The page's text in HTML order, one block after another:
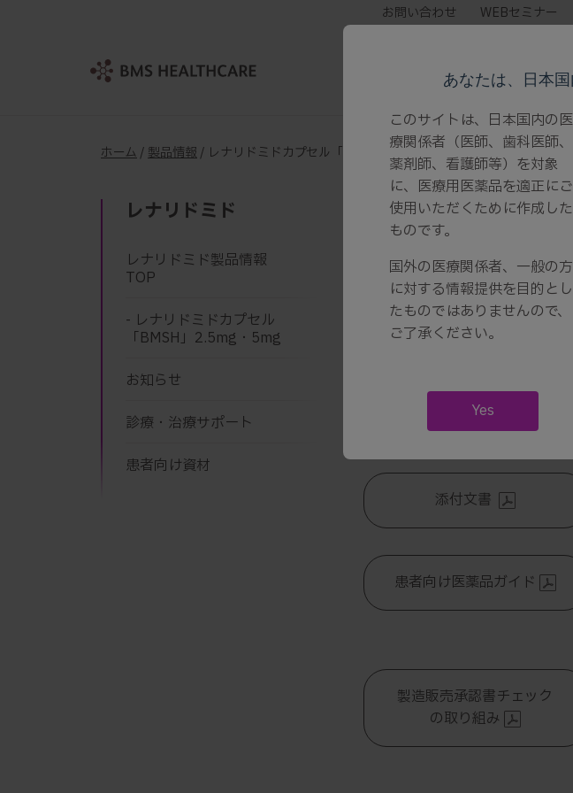
お問い合わせ WEBセミナー
ホーム / 製品情報 / レナリドミドカプセル「BMSH」
レナリドミド
レナリドミド製品情報
TOP
- レナリドミドカプセル
「BMSH」2.5mg・5mg
お知らせ
診療・治療サポート
患者向け資材
製品情報
レナリドミドカプセル「BMSH
添付文書
患者向け医薬品ガイド
製造販売承認書チェック
の取り組み
あなたは、日本
このサイトは、日本国内の医
療関係者（医師、歯科医師、
薬剤師、看護師等）を対象
に、医療用医薬品を適正にご
使用いただくために作成した
ものです。
国外の医療関係者、一般の方
に対する情報提供を目的とし
たものではありませんので、
ご了承ください。
Yes